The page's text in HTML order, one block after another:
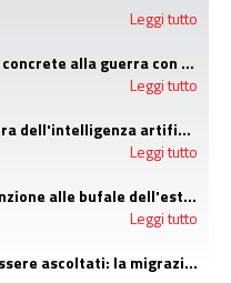
Leggi tutto
- “Rise up”: immaginare alternative concrete alla guerra con i campi estivi di Emergency
Leggi tutto
- Pensare con la propria testa nell'era dell'intelligenza artificiale
Leggi tutto
- Squali, delfini e creme solari: attenzione alle bufale dell'estate
Leggi tutto
- Il viaggio, il trauma, il bisogno di essere ascoltati: la migrazione agli occhi di uno psicologo di LGNET